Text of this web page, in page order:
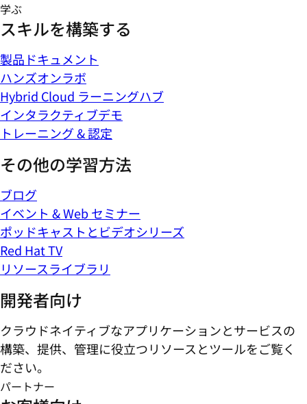
学ぶ
スキルを構築する
製品ドキュメント
ハンズオンラボ
Hybrid Cloud ラーニングハブ
インタラクティブデモ
トレーニング & 認定
その他の学習方法
ブログ
イベント & Web セミナー
ポッドキャストとビデオシリーズ
Red Hat TV
リソースライブラリ
開発者向け
クラウドネイティブなアプリケーションとサービスの
構築、提供、管理に役立つリソースとツールをご覧く
ださい。
パートナー